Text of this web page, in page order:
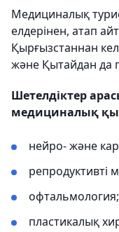
Медициналық
елдерінен, атап
Қырғызстаннан
және Қытайдан да
Шетелдіктер
медициналық
нейро- және
репродуктивті
офтальмология;
пластикалық